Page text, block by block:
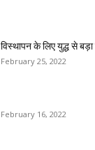
विस्थापन के लिए युद्ध से
February 25, 2022
February 16, 2022